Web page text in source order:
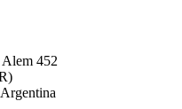
452